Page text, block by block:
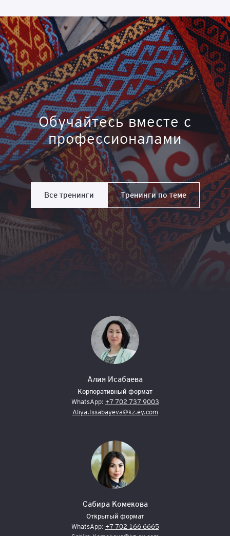
Обучайтесь вместе с
профессионалами
Все тренинги Тренинги по теме
Алия Исабаева
Корпоративный формат
WhatsApp: +7 702 737 9003
Aliya.Issabayeva@kz.ey.com
Сабира Комекова
Открытый формат
WhatsApp: +7 702 166 6665